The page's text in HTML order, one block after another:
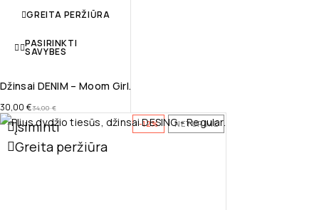
GREITA PERŽIŪRA
PASIRINKTI
SAVYBES
Džinsai DENIM – Moom Girl.
34,00€
30,00 €
-12% NETURIME
Įsiminti
Greita peržiūra